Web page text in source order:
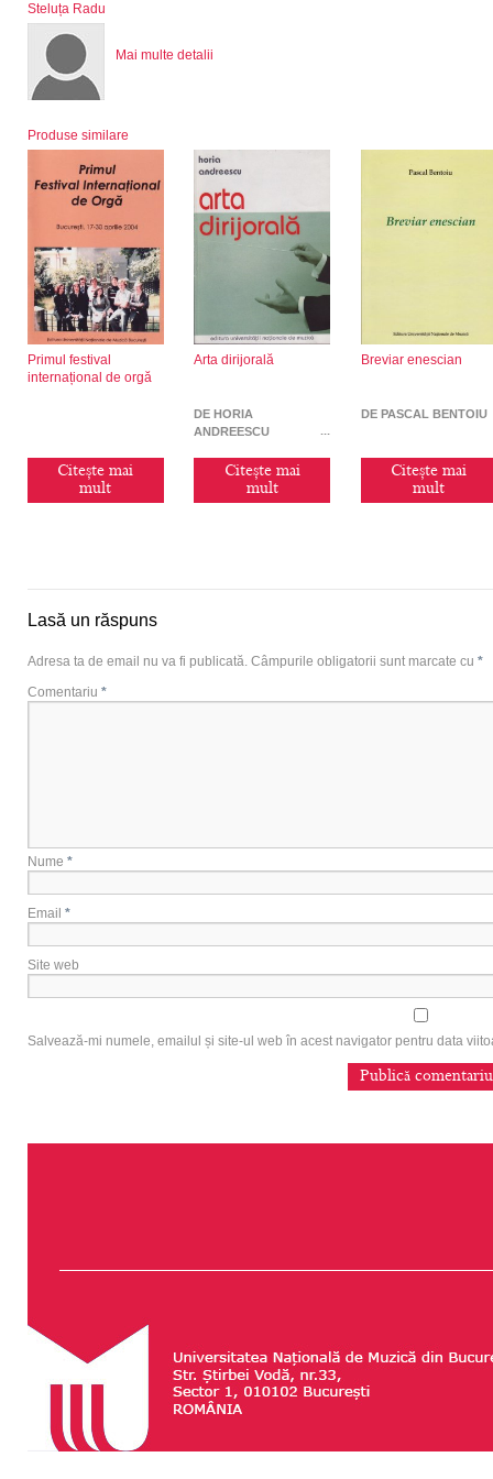
Steluța Radu
Mai multe detalii
Produse similare
Primul festival
internațional de orgă
Citește mai
mult
Arta dirijorală
DE HORIA
ANDREESCU
Citește mai
mult
Breviar enescian
DE PASCAL BENTOIU
Citește mai
mult
Lasă un răspuns
Adresa ta de email nu va fi publicată. Câmpurile obligatorii sunt marcate cu *
Comentariu *
Nume *
Email *
Site web
Salvează-mi numele, emailul și site-ul web în acest navigator pentru data